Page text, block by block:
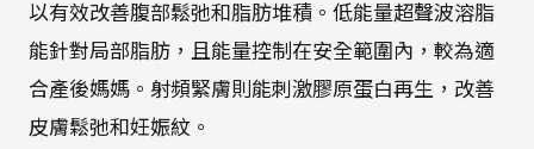
以有效改善腹部鬆弛和脂肪堆積。低能量超聲波溶脂
能針對局部脂肪，且能量控制在安全範圍內，較為適
合產後媽媽。射頻緊膚則能刺激膠原蛋白再生，改善
皮膚鬆弛和妊娠紋。